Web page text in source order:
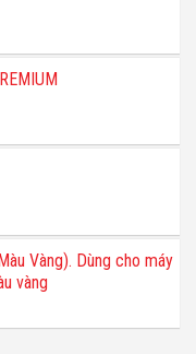
Vàng). Dùng cho máy
vàng